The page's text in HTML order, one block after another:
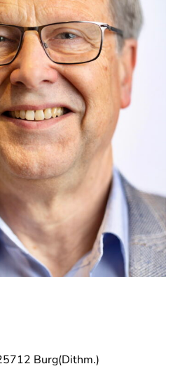
Burg(Dithm.)